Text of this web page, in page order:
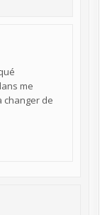
me
changer de